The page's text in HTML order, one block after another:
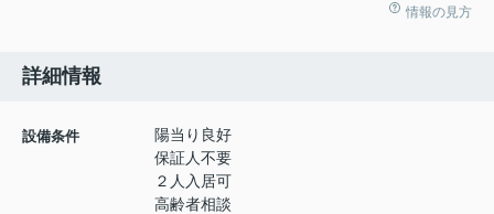
情報の見方
詳細情報
設備条件
陽当り良好
保証人不要
２人入居可
高齢者相談